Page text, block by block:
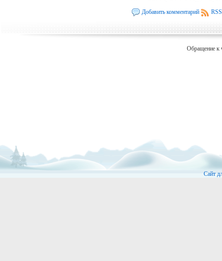
Добавить комментарий
Обращение к
Сайт